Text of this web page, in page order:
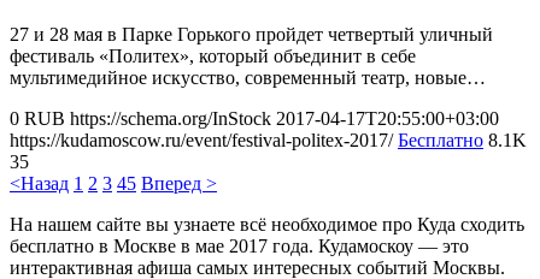
27 и 28 мая в Парке Горького пройдет четвертый уличный
фестиваль «Политех», который объединит в себе
мультимедийное искусство, современный театр, новые…
0 RUB https://schema.org/InStock 2017-04-17T20:55:00+03:00
https://kudamoscow.ru/event/festival-politex-2017/ Бесплатно 8.1K
35
<Назад 1 2 3 45 Вперед >
На нашем сайте вы узнаете всё необходимое про Куда сходить
бесплатно в Москве в мае 2017 года. Кудамоскоу — это
интерактивная афиша самых интересных событий Москвы.